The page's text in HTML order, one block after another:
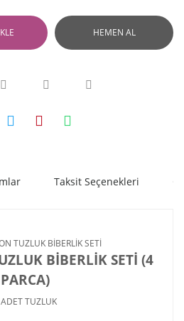
HEMEN AL
Taksit Seçenekleri
BİBERLİK SETİ (4
PARCA)
TUZLUK